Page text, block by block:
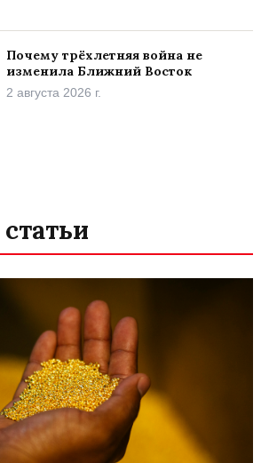
Почему трёхлетняя война не
изменила Ближний Восток
2 августа 2026 г.